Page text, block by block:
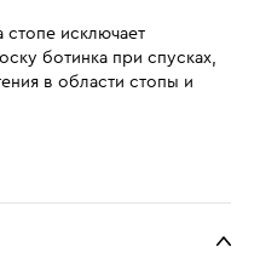
стопе исключает
ботинка при спусках,
в области стопы и